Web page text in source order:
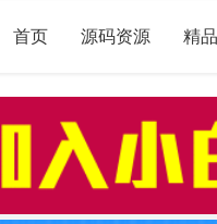
首页 源码资源 精